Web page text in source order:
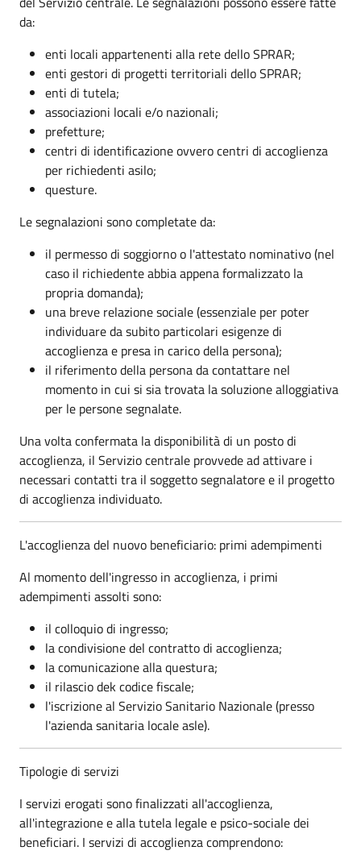
da:
enti locali appartenenti alla rete dello SPRAR;
enti gestori di progetti territoriali dello SPRAR;
enti di tutela;
associazioni locali e/o nazionali;
prefetture;
centri di identificazione ovvero centri di accoglienza
per richiedenti asilo;
questure.
Le segnalazioni sono completate da:
il permesso di soggiorno o l'attestato nominativo (nel
caso il richiedente abbia appena formalizzato la
propria domanda);
una breve relazione sociale (essenziale per poter
individuare da subito particolari esigenze di
accoglienza e presa in carico della persona);
il riferimento della persona da contattare nel
momento in cui si sia trovata la soluzione alloggiativa
per le persone segnalate.
Una volta confermata la disponibilità di un posto di
accoglienza, il Servizio centrale provvede ad attivare i
necessari contatti tra il soggetto segnalatore e il progetto
di accoglienza individuato.
L'accoglienza del nuovo beneficiario: primi adempimenti
Al momento dell'ingresso in accoglienza, i primi
adempimenti assolti sono:
il colloquio di ingresso;
la condivisione del contratto di accoglienza;
la comunicazione alla questura;
il rilascio dek codice fiscale;
l'iscrizione al Servizio Sanitario Nazionale (presso
l'azienda sanitaria locale asle).
Tipologie di servizi
I servizi erogati sono finalizzati all'accoglienza,
all'integrazione e alla tutela legale e psico-sociale dei
beneficiari. I servizi di accoglienza comprendono: